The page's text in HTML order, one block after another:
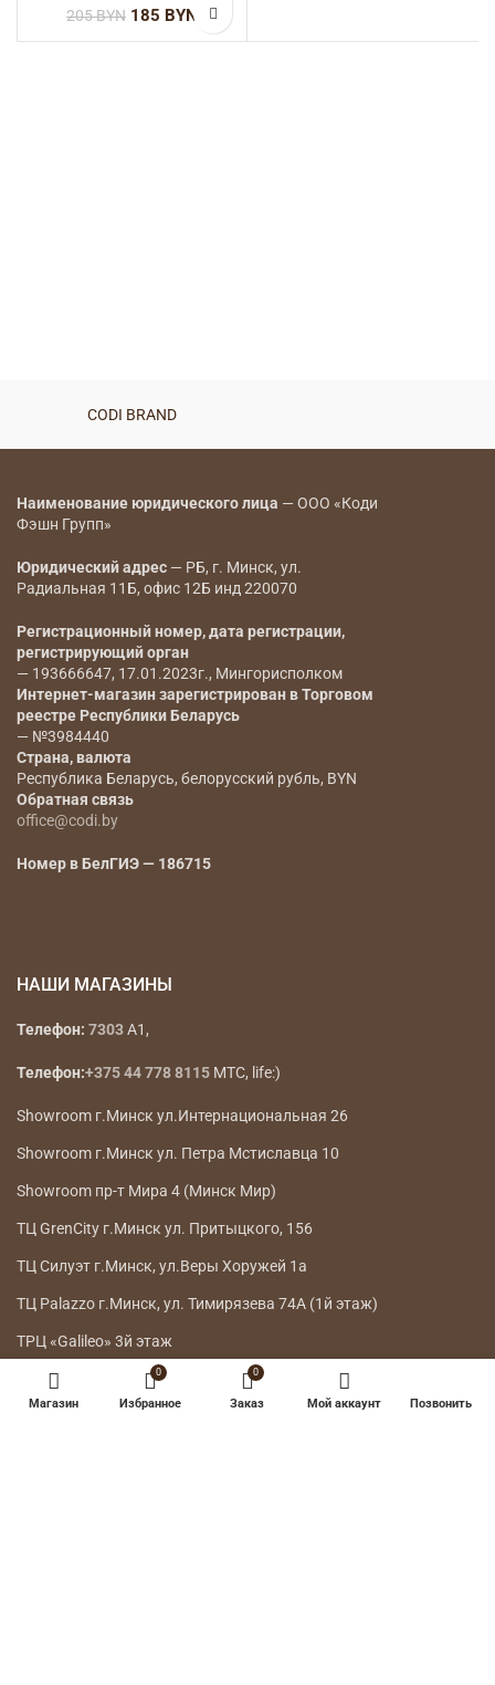
205BYN 185 BYN
CODI BRAND
Наименование юридического лица — ООО «Коди
Фэшн Групп»
Юридический адрес — РБ, г. Минск, ул.
Радиальная 11Б, офис 12Б инд 220070
Регистрационный номер, дата регистрации,
регистрирующий орган
— 193666647, 17.01.2023г., Мингорисполком
Интернет-магазин зарегистрирован в Торговом
реестре Республики Беларусь
— №3984440
Страна, валюта
Республика Беларусь, белорусский рубль, BYN
Обратная связь
office@codi.by
Номер в БелГИЭ — 186715
НАШИ МАГАЗИНЫ
Телефон: 7303A1,
Телефон:+375 44 778 8115 МТС, life:)
Showroom г.Минск ул.Интернациональная 26
Showroom г.Минск ул. Петра Мстиславца 10
Showroom пр-т Мира 4 (Минск Мир)
ТЦ GrenCity г.Минск ул. Притыцкого, 156
ТЦ Силуэт г.Минск, ул.Веры Хоружей 1а
ТЦ Palazzo г.Минск, ул. Тимирязева 74А (1й этаж)
ТРЦ «Galileo» 3й этаж
ГЛАВНОЕ МЕНЮ
Магазин
0
Избранное
0
Заказ Мой аккаунт Позвонить